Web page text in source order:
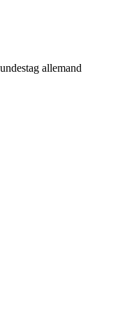
allemand